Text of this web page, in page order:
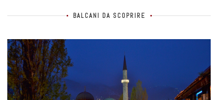
BALCANI DA SCOPRIRE